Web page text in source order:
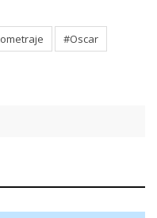
#Oscar